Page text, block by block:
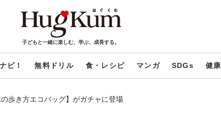
子どもと一緒に楽しむ、学ぶ、成長する。
ビ！ 無料ドリル 食・レシピ マンガ SDGs 健康
歩き方エコバッグ】がガチャに登場